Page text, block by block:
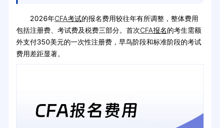
2026年CFA考试的报名费用较往年有所调整，整体费用
包括注册费、考试费及税费三部分。首次CFA报名的考生需额
外支付350美元的一次性注册费，早鸟阶段和标准阶段的考试
费用差距显著。